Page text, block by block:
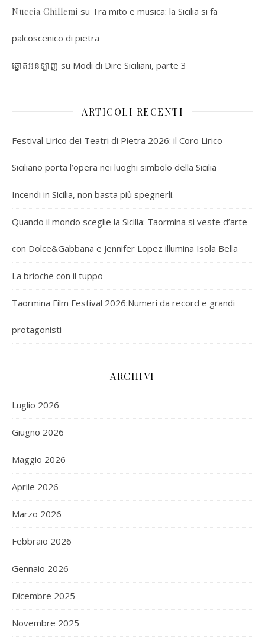
Nuccia Chillemi su Tra mito e musica: la Sicilia si fa
palcoscenico di pietra
ឆ្នោតអនឡាញ su Modi di Dire Siciliani, parte 3
ARTICOLI RECENTI
Festival Lirico dei Teatri di Pietra 2026: il Coro Lirico
Siciliano porta l’opera nei luoghi simbolo della Sicilia
Incendi in Sicilia, non basta più spegnerli.
Quando il mondo sceglie la Sicilia: Taormina si veste d’arte
con Dolce&Gabbana e Jennifer Lopez illumina Isola Bella
La brioche con il tuppo
Taormina Film Festival 2026:Numeri da record e grandi
protagonisti
ARCHIVI
Luglio 2026
Giugno 2026
Maggio 2026
Aprile 2026
Marzo 2026
Febbraio 2026
Gennaio 2026
Dicembre 2025
Novembre 2025